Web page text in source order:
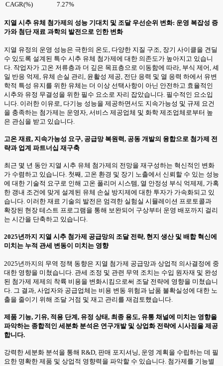
CAGR(%)
7.27%
지열 시추 유체 첨가제의 성능 기대치 및 조달 우선순위 변화: 운영 복잡성 증
가와 첨단 재료 과학의 발전으로 인한 변화
지열 유정의 운영 성능은 극한의 온도, 다양한 지질 구조, 장기 사이클을 견딜
수 있도록 설계된 특수 시추 유체 첨가제에 대한 의존도가 높아지고 있습니
다. 작업자가 고온 저류층과 더 깊은 목표층으로 이동함에 따라, 부식 제어, 셰
일 반응 억제, 유체 손실 관리, 윤활성 제공, 전단 응력 및 열 응력 하에서 유변
학적 특성 유지를 위한 유체는 더 이상 선택사항이 아닌 안전하고 효율적인
시추와 유정 무결성을 위한 필수 요소로 자리 잡았습니다. 필수적인 요소입
니다. 이러한 이유로, 다기능 성능을 제공하면서도 지속가능성 및 규제 요건
을 충족하는 첨가제는 운영자, 서비스 제공업체 및 화학 제조업체로부터 높
은 관심을 받고 있습니다.
고온 재료, 지속가능성 요구, 공급망 복원력, 공동 개발의 융합으로 첨가제 전
략과 업계 파트너십 재구축
최근 몇 년 동안 지열 시추 유체 첨가제의 전망을 재구성하는 혁신적인 변화
가 수렴하고 있습니다. 첫째, 고온 환경 및 장기 노출에서 신뢰할 수 있는 성능
에 대한 기술적 요구로 인해 고온 폴리머 시스템, 열 안정성 부식 억제제, 가혹
한 갱내 조건에 맞게 설계된 유체 손실 방지제에 대한 투자가 가속화되고 있
습니다. 이러한 재료 기술의 발전은 엄격한 실험실 시뮬레이션 프로토콜과
확장된 현장 테스트 프로그램을 통해 보완되어 구상부터 운영 배포까지 걸리
는 시간을 단축하고 있습니다.
2025년까지 지열 시추 첨가제 공급망의 조달 전략, 현지 생산 및 배합 혁신에
미치는 누적 관세 변동이 미치는 영향
2025년까지의 무역 정책 동향은 지열 첨가제 공급망과 상업적 의사결정에 중
대한 영향을 미쳤습니다. 관세 조정 및 관련 무역 조치는 수입 원자재 및 완성
된 첨가제 제제의 착륙 비용을 변화시킴으로써 조달 전략에 영향을 미쳤습니
다. 그 결과, 사업자와 공급업체는 비용 변동 위험과 납품 불확실성에 대한 노
출을 줄이기 위해 조달 거점 및 재고 관리를 재검토했습니다.
제품 기능, 기유, 적용 단계, 유정 상태, 최종 용도, 유통 채널에 미치는 영향을
파악하는 종합적인 세분화 분석은 연구개발 및 상업화 전략에 시사점을 제공
합니다.
강력한 세분화 분석을 통해 R&D, 판매 포지셔닝, 운영 계획을 수립하는 데 필
요한 명확한 제품 및 상업적 영향력을 파악할 수 있습니다. 첨가제를 기능별